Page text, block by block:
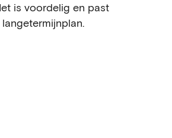
is voordelig en past